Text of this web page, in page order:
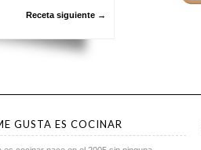
Receta siguiente →
GUSTA ES COCINAR